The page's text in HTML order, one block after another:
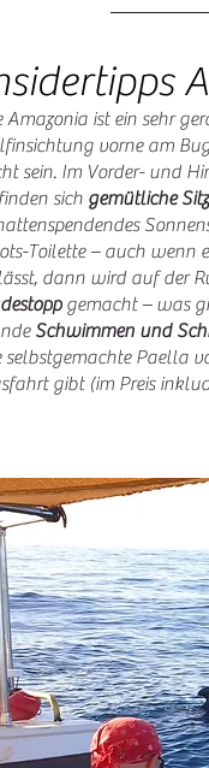
Amazonia ist ein sehr
vorne am
sein. Im Vorder- und
sich gemütliche
Toilette – auch wenn
dann wird auf der
gemacht – was
Schwimmen und
selbstgemachte Paella
gibt (im Preis